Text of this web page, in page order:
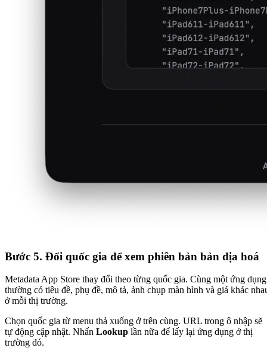
Bước 5. Đổi quốc gia để xem phiên bản bản địa hoá
Metadata App Store thay đổi theo từng quốc gia. Cùng một ứng dụng
thường có tiêu đề, phụ đề, mô tả, ảnh chụp màn hình và giá khác
ở mỗi thị trường.
Chọn quốc gia từ menu thả xuống ở trên cùng. URL trong ô nhập sẽ
tự động cập nhật. Nhấn Lookup lần nữa để lấy lại ứng dụng ở thị
trường đó.